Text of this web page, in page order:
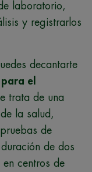
laboratorio,
y registrarlos
decantarte
el
trata de una
la salud,
de
de dos
centros de